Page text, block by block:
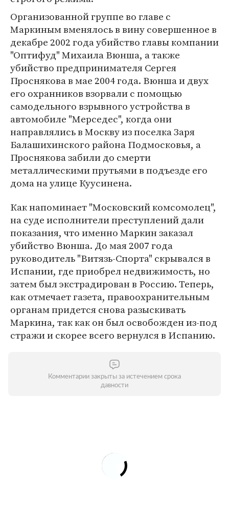
Организованной группе во главе с
Маркиным вменялось в вину совершенное в
декабре 2002 года убийство главы компании
"Оптифуд" Михаила Вюнша, а также
убийство предпринимателя Сергея
Проснякова в мае 2004 года. Вюнша и двух
его охранников взорвали с помощью
самодельного взрывного устройства в
автомобиле "Мерседес", когда они
направлялись в Москву из поселка Заря
Балашихинского района Подмосковья, а
Проснякова забили до смерти
металлическими прутьями в подъезде его
дома на улице Куусинена.
Как напоминает "Московский комсомолец",
на суде исполнители преступлений дали
показания, что именно Маркин заказал
убийство Вюнша. До мая 2007 года
руководитель "Витязь-Спорта" скрывался в
Испании, где приобрел недвижимость, но
затем был экстрадирован в Россию. Теперь,
как отмечает газета, правоохранительным
органам придется снова разыскивать
Маркина, так как он был освобожден из-под
стражи и скорее всего вернулся в Испанию.
Комментарии закрыты за истечением срока
давности